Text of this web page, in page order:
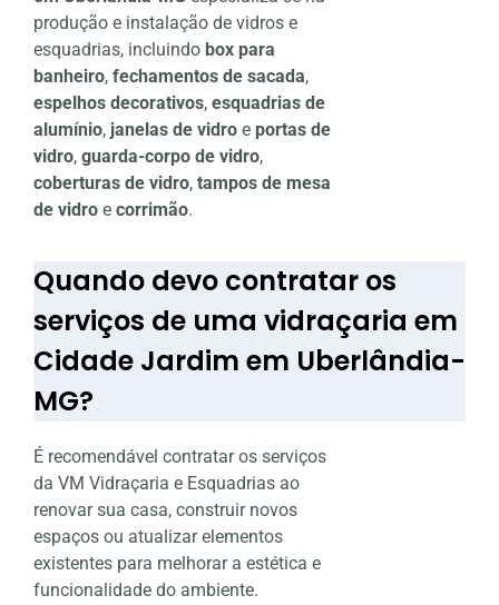
produção e instalação de vidros e
esquadrias, incluindo box para
banheiro, fechamentos de sacada,
espelhos decorativos, esquadrias de
alumínio, janelas de vidro e portas de
vidro, guarda-corpo de vidro,
coberturas de vidro, tampos de mesa
de vidro e corrimão.
Quando devo contratar os
serviços de uma vidraçaria em
Cidade Jardim em Uberlândia-
MG?
É recomendável contratar os serviços
da VM Vidraçaria e Esquadrias ao
renovar sua casa, construir novos
espaços ou atualizar elementos
existentes para melhorar a estética e
funcionalidade do ambiente.